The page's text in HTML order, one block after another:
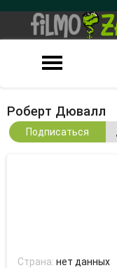
Роберт Дювалл
Подписаться
Страна:нет данных